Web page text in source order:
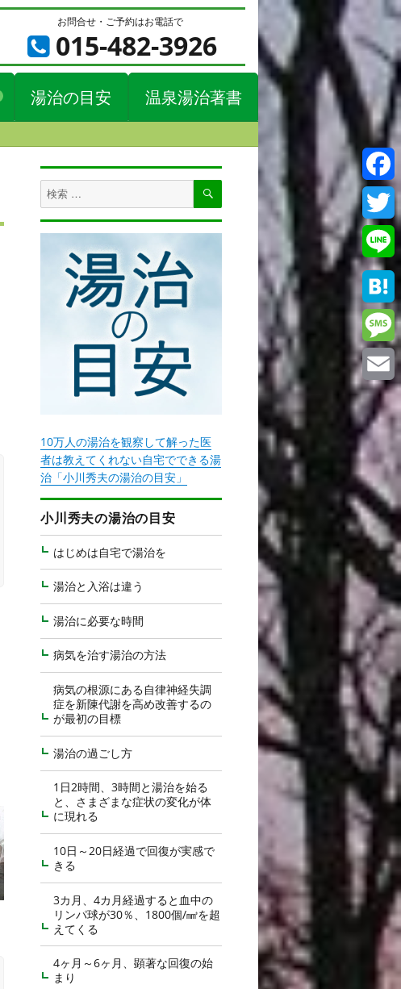
湯治の目安 温泉湯治著書
お問合せ・ご予約はお電話で
015-482-3926
検
索
対
検
10万人の湯治を観察して解った医
者は教えてくれない自宅でできる湯
治「小川秀夫の湯治の目安」
小川秀夫の湯治の目安
はじめは自宅で湯治を
湯治と入浴は違う
湯治に必要な時間
病気を治す湯治の方法
病気の根源にある自律神経失調
症を新陳代謝を高め改善するの
が最初の目標
湯治の過ごし方
1日2時間、3時間と湯治を始る
と、さまざまな症状の変化が体
に現れる
10日～20日経過で回復が実感で
きる
3カ月、4カ月経過すると血中の
リンパ球が30％、1800個/㎣を超
えてくる
4ヶ月～6ヶ月、顕著な回復の始
まり
Line
Email